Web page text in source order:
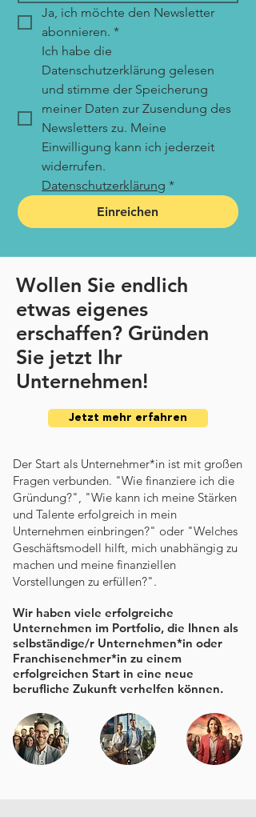
Ja, ich möchte den Newsletter
abonnieren. *
Ich habe die
Datenschutzerklärung gelesen
und stimme der Speicherung
meiner Daten zur Zusendung des
Newsletters zu. Meine
Einwilligung kann ich jederzeit
Datenschutzerklärung *
Einreichen
Wollen Sie endlich
etwas eigenes
erschaffen? Gründen
Sie jetzt Ihr
Unternehmen!
Jetzt mehr erfahren
Der Start als Unternehmer*in ist mit großen
Fragen verbunden. "Wie finanziere ich die
Gründung?", "Wie kann ich meine Stärken
und Talente erfolgreich in mein
Unternehmen einbringen?" oder "Welches
Geschäftsmodell hilft, mich unabhängig zu
machen und meine finanziellen
Vorstellungen zu erfüllen?".
Wir haben viele erfolgreiche
Unternehmen im Portfolio, die Ihnen als
selbständige/r Unternehmen*in oder
Franchisenehmer*in zu einem
erfolgreichen Start in eine neue
berufliche Zukunft verhelfen können.